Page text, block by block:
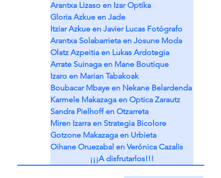
Arantxa Lizaso en Izar Optika
Gloria Azkue en Jade
Itziar Azkue en Javier Lucas Fotógrafo
Arantxa Solabarrieta en Josune Moda
Olatz Azpeitia en Lukas Ardotegia
Arrate Suinaga en Mane Boutique
Izaro en Marian Tabakoak
Boubacar Mbaye en Nekane Belardenda
Karmele Makazaga en Optica Zarautz
Sandra Pielhoff en Otzarreta
Miren Izarra en Strategia Bicolore
Gotzone Makazaga en Urbieta
Oihane Oruezabal en Verónica Cazalis
¡¡¡A disfrutarlos!!!